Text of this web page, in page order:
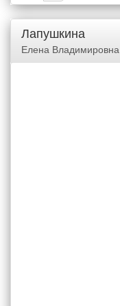
Лапушкина
Елена Владимировна